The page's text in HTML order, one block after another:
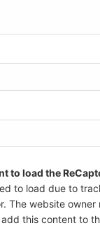
to load the
to load due to
The website
this content to